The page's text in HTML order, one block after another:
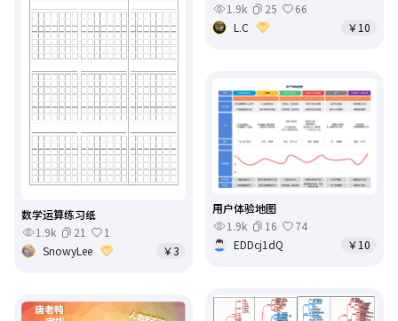
1.9k
25
66
L.C
￥10
数学运算练习纸
1.9k
21
1
SnowyLee
￥3
用户体验地图
1.9k
16
74
EDDcj1dQ
￥10